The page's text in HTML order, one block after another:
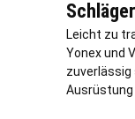
Leicht zu
Yonex und
zuverlässig
Ausrüstung